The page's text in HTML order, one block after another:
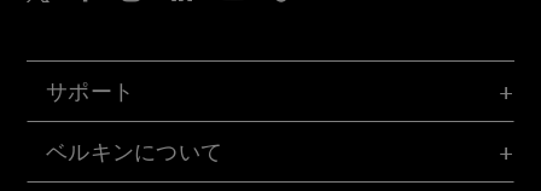
サポート
ベルキンについて